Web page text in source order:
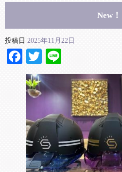
New！
投稿日 2025年11月22日
Facebook
Twitter